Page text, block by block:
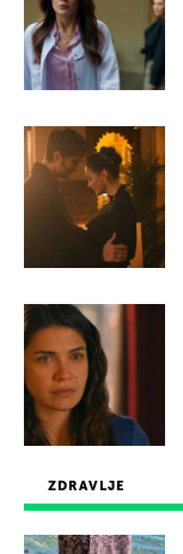
ZDRAVLJE